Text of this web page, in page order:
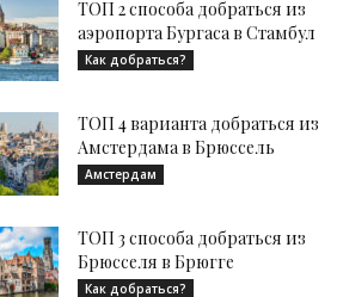
ТОП 2 способа добраться из
аэропорта Бургаса в Стамбул
Как добраться?
ТОП 4 варианта добраться из
Амстердама в Брюссель
Амстердам
ТОП 3 способа добраться из
Брюсселя в Брюгге
Как добраться?